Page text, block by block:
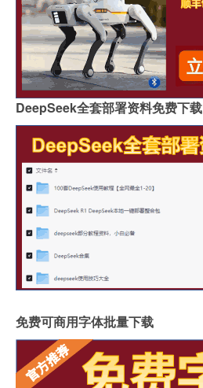
DeepSeek全套部署资料免费下载
免费可商用字体批量下载